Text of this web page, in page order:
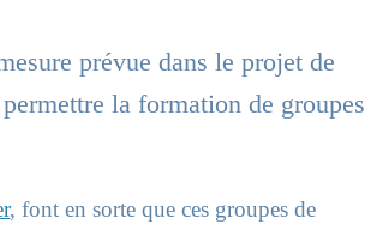
prévue dans le projet de
la formation de groupes
, font en sorte que ces groupes de